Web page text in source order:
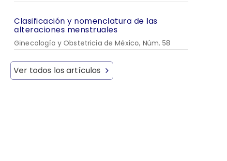
Clasificación y nomenclatura de las
alteraciones menstruales
Ginecología y Obstetricia de México, Núm. 58
Ver todos los artículos